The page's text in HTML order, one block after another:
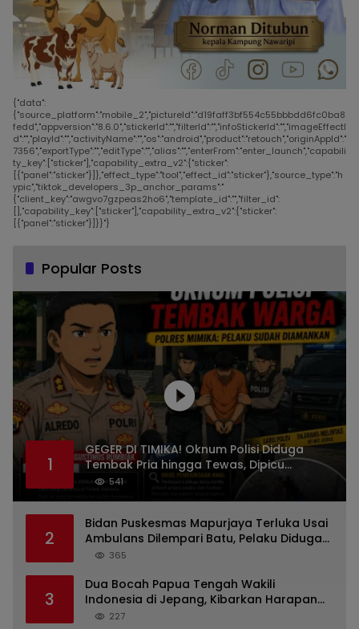
{"data":
{"source_platform":"mobile_2","pictureId":"d19faff3bf554c55bbbdd6fc0ba8
fedd","appversion":"8.6.0","stickerId":"","filterId":"","infoStickerId":"","imageEffectI
d":"","playId":"","activityName":"","os":"android","product":"retouch","originAppId":"
7356","exportType":"","editType":"","alias":"","enterFrom":"enter_launch","capabili
ty_key":["sticker"],"capability_extra_v2":{"sticker":
[{"panel":"sticker"}]},"effect_type":"tool","effect_id":"sticker"},"source_type":"h
ypic","tiktok_developers_3p_anchor_params":"
{"client_key":"awgvo7gzpeas2ho6","template_id":"","filter_id":
[],"capability_key":["sticker"],"capability_extra_v2":{"sticker":
[{"panel":"sticker"}]}}"}
Popular Posts
1
GEGER DI TIMIKA! Oknum Polisi Diduga
Tembak Pria hingga Tewas, Dipicu
Dugaan Persoalan Rumah Tangga
541
2
Bidan Puskesmas Mapurjaya Terluka Usai
Ambulans Dilempari Batu, Pelaku Diduga
Kelompok Mabuk di Jalan Poros Timika
365
3
Dua Bocah Papua Tengah Wakili
Indonesia di Jepang, Kibarkan Harapan
dari Mimika ke Panggung Dunia
227